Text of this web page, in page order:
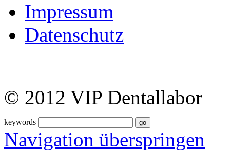
Impressum
Datenschutz
© 2012 VIP Dentallabor
keywords
Navigation überspringen